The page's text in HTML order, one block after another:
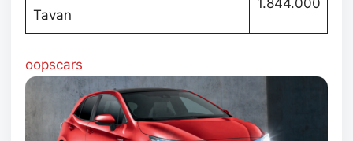
Tavan
oopscars